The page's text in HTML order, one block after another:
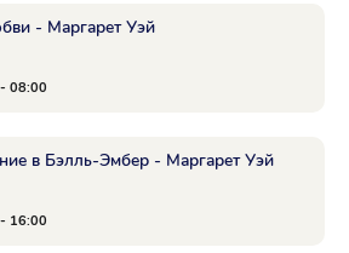
- Маргарет Уэй
08:00
в Бэлль-Эмбер - Маргарет Уэй
16:00